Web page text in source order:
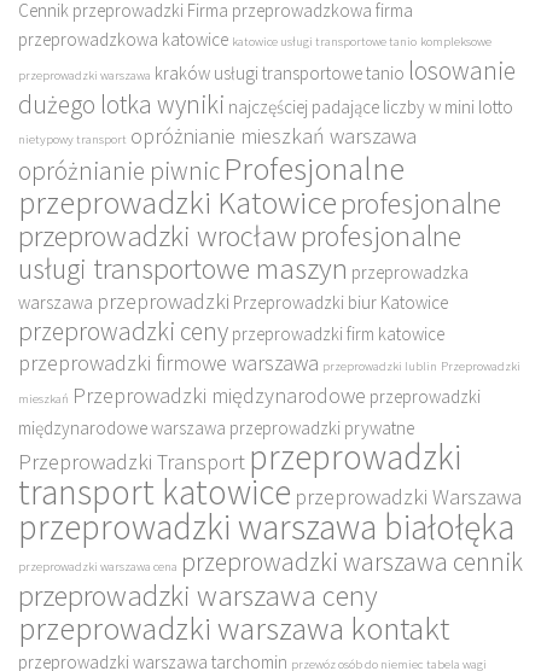
Cennik przeprowadzki Firma przeprowadzkowa firma
przeprowadzkowa katowice katowice usługi transportowe tanio kompleksowe
przeprowadzki warszawa kraków usługi transportowe tanio losowanie
dużego lotka wyniki najczęściej padające liczby w mini lotto
nietypowy transport opróżnianie mieszkań warszawa
opróżnianie piwnicProfesjonalne
przeprowadzki Katowiceprofesjonalne
przeprowadzki wrocławprofesjonalne
usługi transportowe maszyn przeprowadzka
warszawa przeprowadzki Przeprowadzki biur Katowice
przeprowadzki ceny przeprowadzki firm katowice
przeprowadzki firmowe warszawa przeprowadzki lublin Przeprowadzki
mieszkań Przeprowadzki międzynarodowe przeprowadzki
międzynarodowe warszawa przeprowadzki prywatne
Przeprowadzki Transport przeprowadzki
transport katowice przeprowadzki Warszawa
przeprowadzki warszawa białołęka
przeprowadzki warszawa cena przeprowadzki warszawa cennik
przeprowadzki warszawa ceny
przeprowadzki warszawa kontakt
przeprowadzki warszawa tarchomin przewóz osób do niemiec tabela wagi